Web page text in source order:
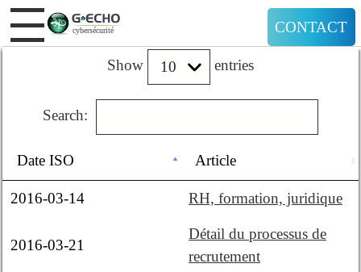
CONTACT
Show entries
Search:
Date ISO Article
2016-03-14 RH, formation, juridique
2016-03-21
Détail du processus de
recrutement